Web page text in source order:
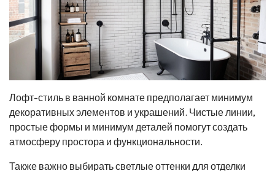
Лофт-стиль в ванной комнате предполагает минимум
декоративных элементов и украшений. Чистые линии,
простые формы и минимум деталей помогут создать
атмосферу простора и функциональности.
Также важно выбирать светлые оттенки для отделки